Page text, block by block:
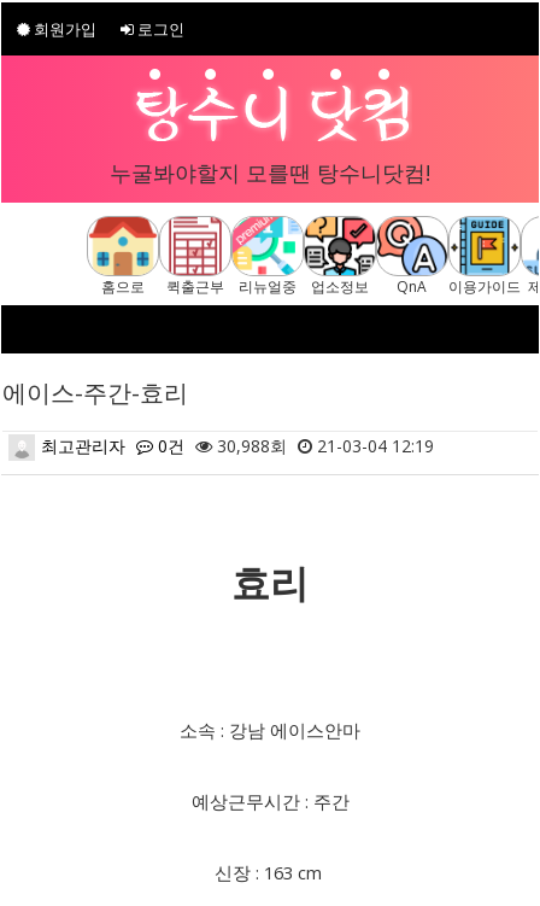
회원가입 로그인
누굴봐야할지 모를땐 탕수니닷컴!
홈으로 퀵출근부 리뉴얼중 업소정보 QnA 이용가이드
에이스-주간-효리
최고관리자 0건 30,988회 21-03-04 12:19
효리
소속 : 강남 에이스안마
예상근무시간 : 주간
신장 : 163 cm